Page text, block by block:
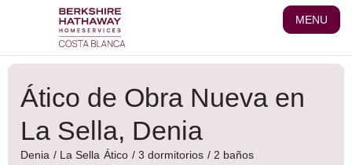
MENU
Ático de Obra Nueva en
La Sella, Denia
Denia / La Sella Ático / 3 dormitorios / 2 baños